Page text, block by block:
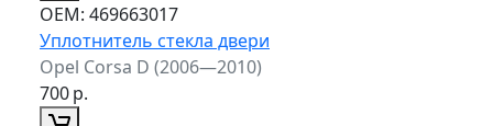
ОЕМ: 469663017
Уплотнитель стекла двери
Opel Corsa D (2006—2010)
700р.